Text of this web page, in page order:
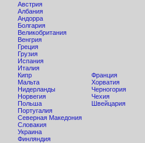
Австрия
Албания
Андорра
Болгария
Великобритания
Венгрия
Греция
Грузия
Испания
Италия
Кипр
Мальта
Нидерланды
Норвегия
Польша
Португалия
Северная Македония
Словакия
Украина
Финляндия
Франция
Хорватия
Черногория
Чехия
Швейцария